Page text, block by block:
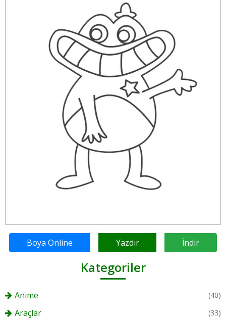
Boya Online Yazdır İndir
Kategoriler
Anime (40)
Araçlar (33)